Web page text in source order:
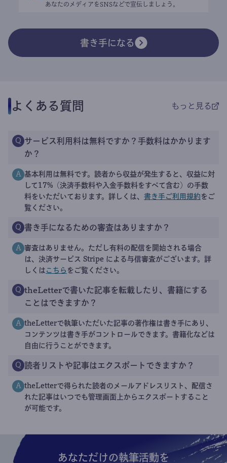
あなたのメディアをSNSなどで宣伝しましょう。
書き手になる
よくある質問 もっと見る
Q サービス利用料は無料ですか？手数料はかかります
か？
A 基本利用は無料です。読者から収益が発生すると、収益に対
して17%（決済手数料や入金手数料をすべて含む）の手数
料をいただいております。詳しくは、 書き手ご利用規約 をご
覧ください。
Q 書き手になるための審査はありますか？
A 審査はありません。ただし有料の配信を開始される場合
は、決済サービス Stripe による与信審査がございます。詳
しくは こちら をご覧ください。
Q theLetterで書いた記事を転載したり、書籍にする
ことはできますか？
A theLetterで執筆いただいた記事の著作権は書き手にあり、
コンテンツは書き手がコントロールできます。書籍化などは
自由に行うことができます。
Q 読者リストや記事はエクスポートできますか？
A theLetterで得られた読者のメールアドレスリスト、配信さ
れた記事はいつでも管理画面上からエクスポートすること
が可能です。
あなただけの執筆活動を